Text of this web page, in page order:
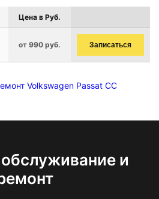
Цена в Руб.
от 990 руб. Записаться
Volkswagen Passat CC
и